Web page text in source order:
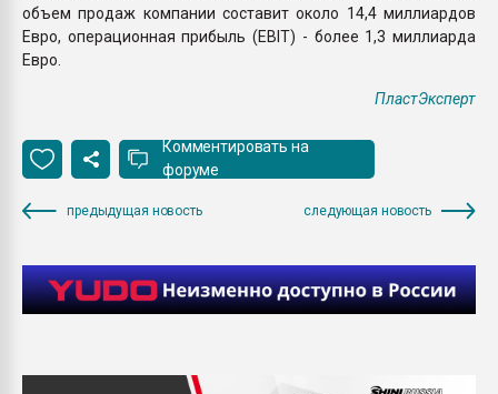
объем продаж компании составит около 14,4 миллиардов
Евро, операционная прибыль (EBIT) - более 1,3 миллиарда
Евро.
ПластЭксперт
Комментировать на
форуме
предыдущая новость следующая новость